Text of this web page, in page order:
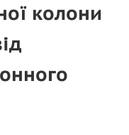
колони